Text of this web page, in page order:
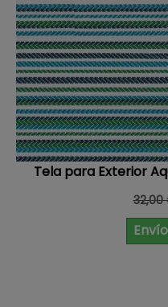
Tela para Exterior
32,00